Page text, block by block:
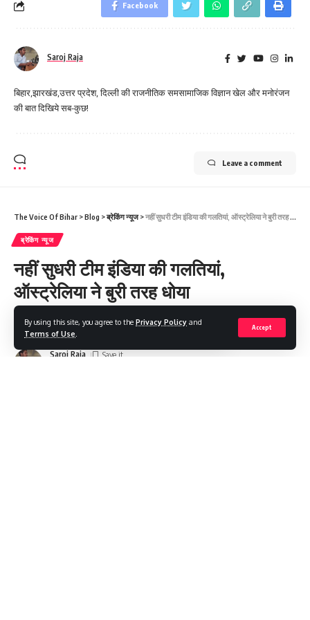
By using this site, you agree to the Privacy Policy and
Terms of Use
Accept
Facebook
Saroj Raja
बिहार,झारखंड,उत्तर प्रदेश, दिल्ली की राजनीतिक समसामाजिक विज्ञान खेल और मनोरंजन
की बात दिखिये सब-कुछ!
Leave a comment
The Voice Of Bihar >Blog >ब्रेकिंग न्यूज>नहीं सुधरी टीम इंडिया की गलतियां, ऑस्ट्रेलिया ने बुरी तरह धोया
ब्रेकिंग न्यूज
नहीं सुधरी टीम इंडिया की गलतियां,
ऑस्ट्रेलिया ने बुरी तरह धोया
Saroj Raja
Share 5 Min Read